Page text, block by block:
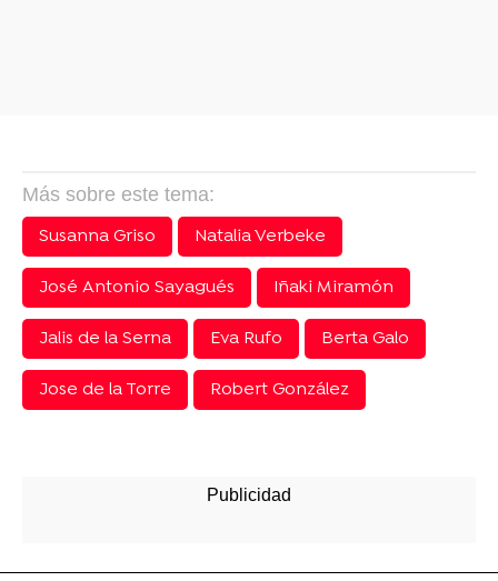
Más sobre este tema:
Susanna Griso
Natalia Verbeke
José Antonio Sayagués Iñaki Miramón
Jalis de la Serna Eva Rufo Berta Galo
Jose de la Torre Robert González